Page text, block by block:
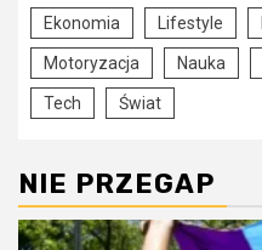
Ekonomia Lifestyle
Motoryzacja Nauka
Tech Świat
NIE PRZEGAP